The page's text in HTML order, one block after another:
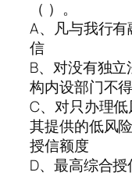
（ ）。
A、凡与我行
信
B、对没有独
构内设部门不
C、对只办理
其提供的低风
授信额度
D、最高综合